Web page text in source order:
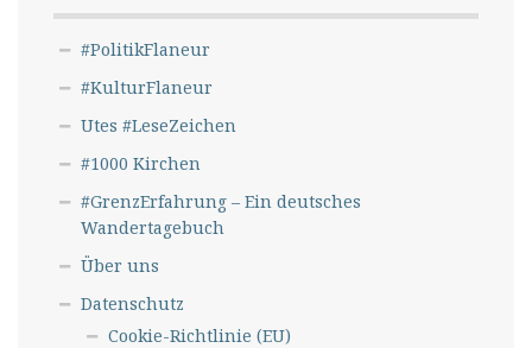
#PolitikFlaneur
#KulturFlaneur
Utes #LeseZeichen
#1000 Kirchen
#GrenzErfahrung – Ein deutsches
Wandertagebuch
Über uns
Datenschutz
Cookie-Richtlinie (EU)